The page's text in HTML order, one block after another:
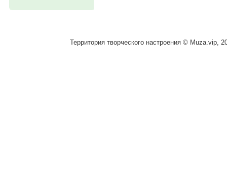
Территория творческого настроения © Muza.vip,